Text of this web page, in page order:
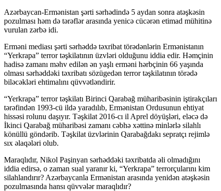
Azərbaycan-Ermənistan şərti sərhədində 5 aydan sonra atəşkəsin
pozulması həm də tərəflər arasında yenicə cücərən etimad mühitinə
vurulan zərbə idi.
Erməni mediası şərti sərhəddə təxribat törədənlərin Ermənistanın
“Yerkrapa” terror təşkilatının üzvləri olduğunu iddia edir. Həmçinin
hadisə zamanı məhv edilən ən yaşlı erməni hərbçinin 66 yaşında
olması sərhəddəki təxribatı sözügedən terror təşkilatının törədə
biləcəkləri ehtimalını qüvvətləndirir.
“Yerkrapa” terror təşkilatı Birinci Qarabağ müharibəsinin iştirakçıları
tərəfindən 1993-cü ildə yaradılıb, Ermənistan Ordusunun ehtiyat
hissəsi rolunu daşıyır. Təşkilat 2016-cı il Aprel döyüşləri, eləcə də
İkinci Qarabağ müharibəsi zamanı cəbhə xəttinə minlərlə silahlı
könüllü göndərib. Təşkilat üzvlərinin Qarabağdakı sepratçı rejimlə
sıx əlaqələri olub.
Maraqlıdır, Nikol Paşinyan sərhəddəki təxribatda əli olmadığını
iddia edirsə, o zaman sual yaranır ki, “Yerkrapa” terrorçularını kim
silahlandırır? Azərbaycanla Ermənistan arasında yenidən atəşkəsin
pozulmasında hansı qüvvələr maraqlıdır?